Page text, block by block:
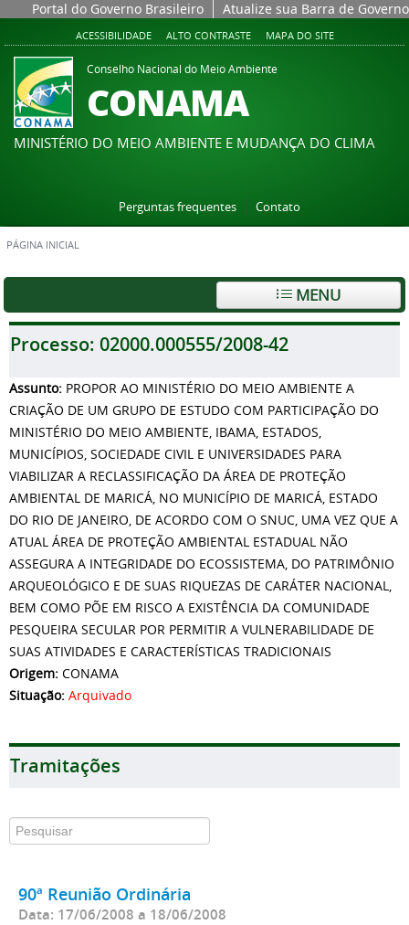
Portal do Governo Brasileiro Atualize sua Barra de Governo
ACESSIBILIDADE ALTO CONTRASTE MAPA DO SITE
Conselho Nacional do Meio Ambiente
CONAMA
MINISTÉRIO DO MEIO AMBIENTE E MUDANÇA DO CLIMA
Perguntas frequentes Contato
PÁGINA INICIAL
MENU
Processo: 02000.000555/2008-42
Assunto: PROPOR AO MINISTÉRIO DO MEIO AMBIENTE A
CRIAÇÃO DE UM GRUPO DE ESTUDO COM PARTICIPAÇÃO DO
MINISTÉRIO DO MEIO AMBIENTE, IBAMA, ESTADOS,
MUNICÍPIOS, SOCIEDADE CIVIL E UNIVERSIDADES PARA
VIABILIZAR A RECLASSIFICAÇÃO DA ÁREA DE PROTEÇÃO
AMBIENTAL DE MARICÁ, NO MUNICÍPIO DE MARICÁ, ESTADO
DO RIO DE JANEIRO, DE ACORDO COM O SNUC, UMA VEZ QUE A
ATUAL ÁREA DE PROTEÇÃO AMBIENTAL ESTADUAL NÃO
ASSEGURA A INTEGRIDADE DO ECOSSISTEMA, DO PATRIMÔNIO
ARQUEOLÓGICO E DE SUAS RIQUEZAS DE CARÁTER NACIONAL,
BEM COMO PÕE EM RISCO A EXISTÊNCIA DA COMUNIDADE
PESQUEIRA SECULAR POR PERMITIR A VULNERABILIDADE DE
SUAS ATIVIDADES E CARACTERÍSTICAS TRADICIONAIS
Origem: CONAMA
Situação: Arquivado
Tramitações
90ª Reunião Ordinária
Data: 17/06/2008 a 18/06/2008